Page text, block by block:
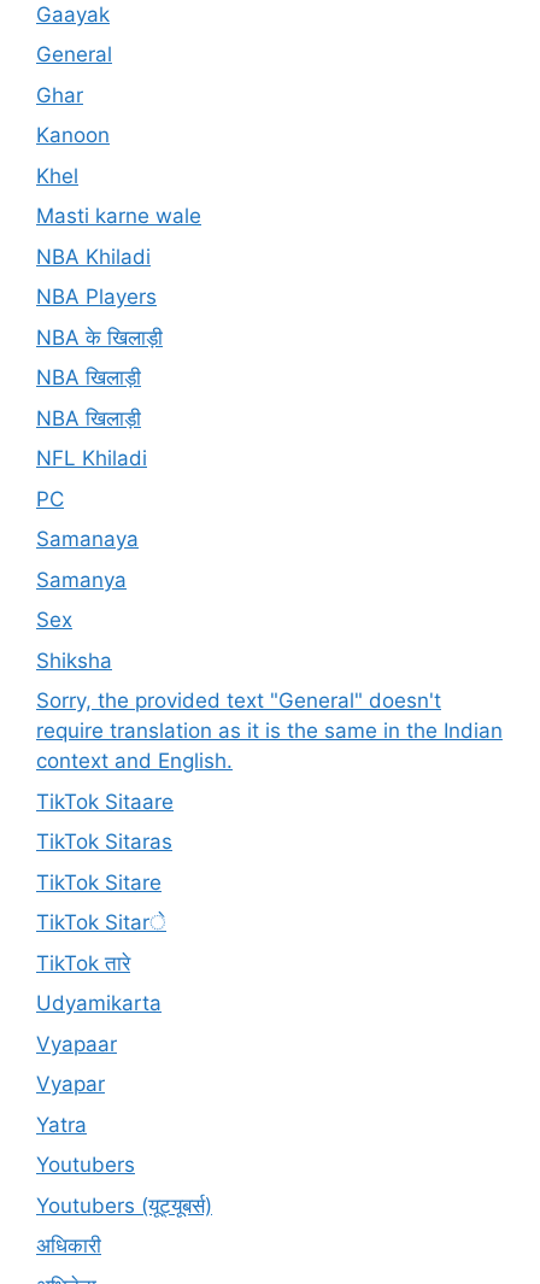
Gaayak
General
Ghar
Kanoon
Khel
Masti karne wale
NBA Khiladi
NBA Players
NBA के खिलाड़ी
NBA खिलाड़ी
NBA खिलाड़ी
NFL Khiladi
PC
Samanaya
Samanya
Sex
Shiksha
Sorry, the provided text "General" doesn't
require translation as it is the same in the Indian
context and English.
TikTok Sitaare
TikTok Sitaras
TikTok Sitare
TikTok Sitarे
TikTok तारे
Udyamikarta
Vyapaar
Vyapar
Yatra
Youtubers
Youtubers (यूट्यूबर्स)
अधिकारी